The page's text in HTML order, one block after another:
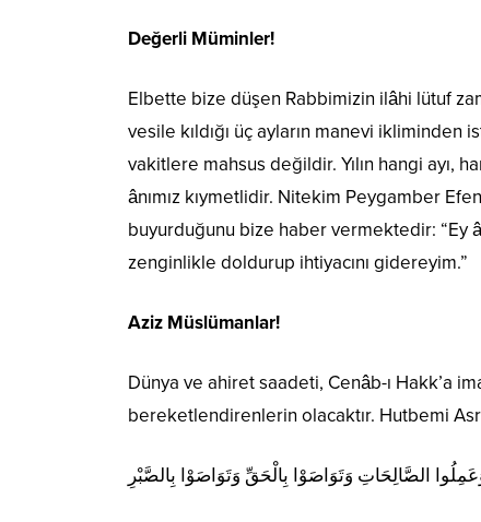
Değerli Müminler!
Elbette bize düşen Rabbimizin ilâhi lütuf
vesile kıldığı üç ayların manevi
vakitlere mahsus değildir. Yılın hangi ayı,
ânımız kıymetlidir. Nitekim Peygamber
buyurduğunu bize haber vermektedir: “Ey
zenginlikle doldurup ihtiyacını gidereyim.”
Aziz Müslümanlar!
Dünya ve ahiret saadeti, Cenâb-ı Hakk’a
bereketlendirenlerin olacaktır. Hutbemi
الصَّالِحَاتِ وَتَوَاصَوْا بِالْحَقِّ وَتَوَاصَوْا بِالصَّبْرِ